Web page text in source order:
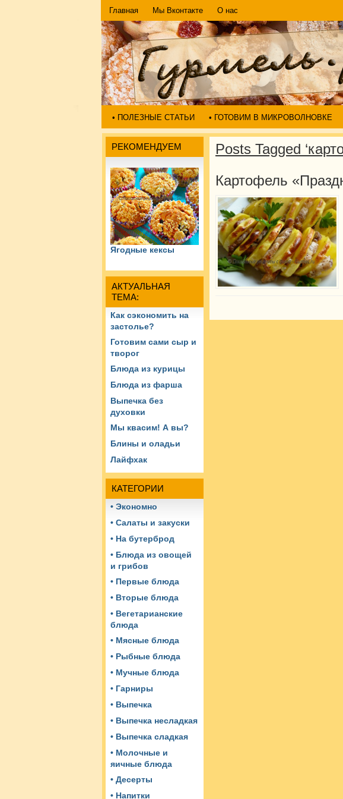
Главная Мы Вконтакте О нас
• ПОЛЕЗНЫЕ СТАТЬИ • ГОТОВИМ В МИКРОВОЛНОВКЕ
РЕКОМЕНДУЕМ
Ягодные кексы
АКТУАЛЬНАЯ
ТЕМА:
Как сэкономить на
застолье?
Готовим сами сыр и
творог
Блюда из курицы
Блюда из фарша
Выпечка без
духовки
Мы квасим! А вы?
Блины и оладьи
Лайфхак
КАТЕГОРИИ
• Экономно
• Салаты и закуски
• На бутерброд
• Блюда из овощей
и грибов
• Первые блюда
• Вторые блюда
• Вегетарианские
блюда
• Мясные блюда
• Рыбные блюда
• Мучные блюда
• Гарниры
• Выпечка
• Выпечка несладкая
• Выпечка сладкая
• Молочные и
яичные блюда
• Десерты
• Напитки
Posts Tagged
Картофель